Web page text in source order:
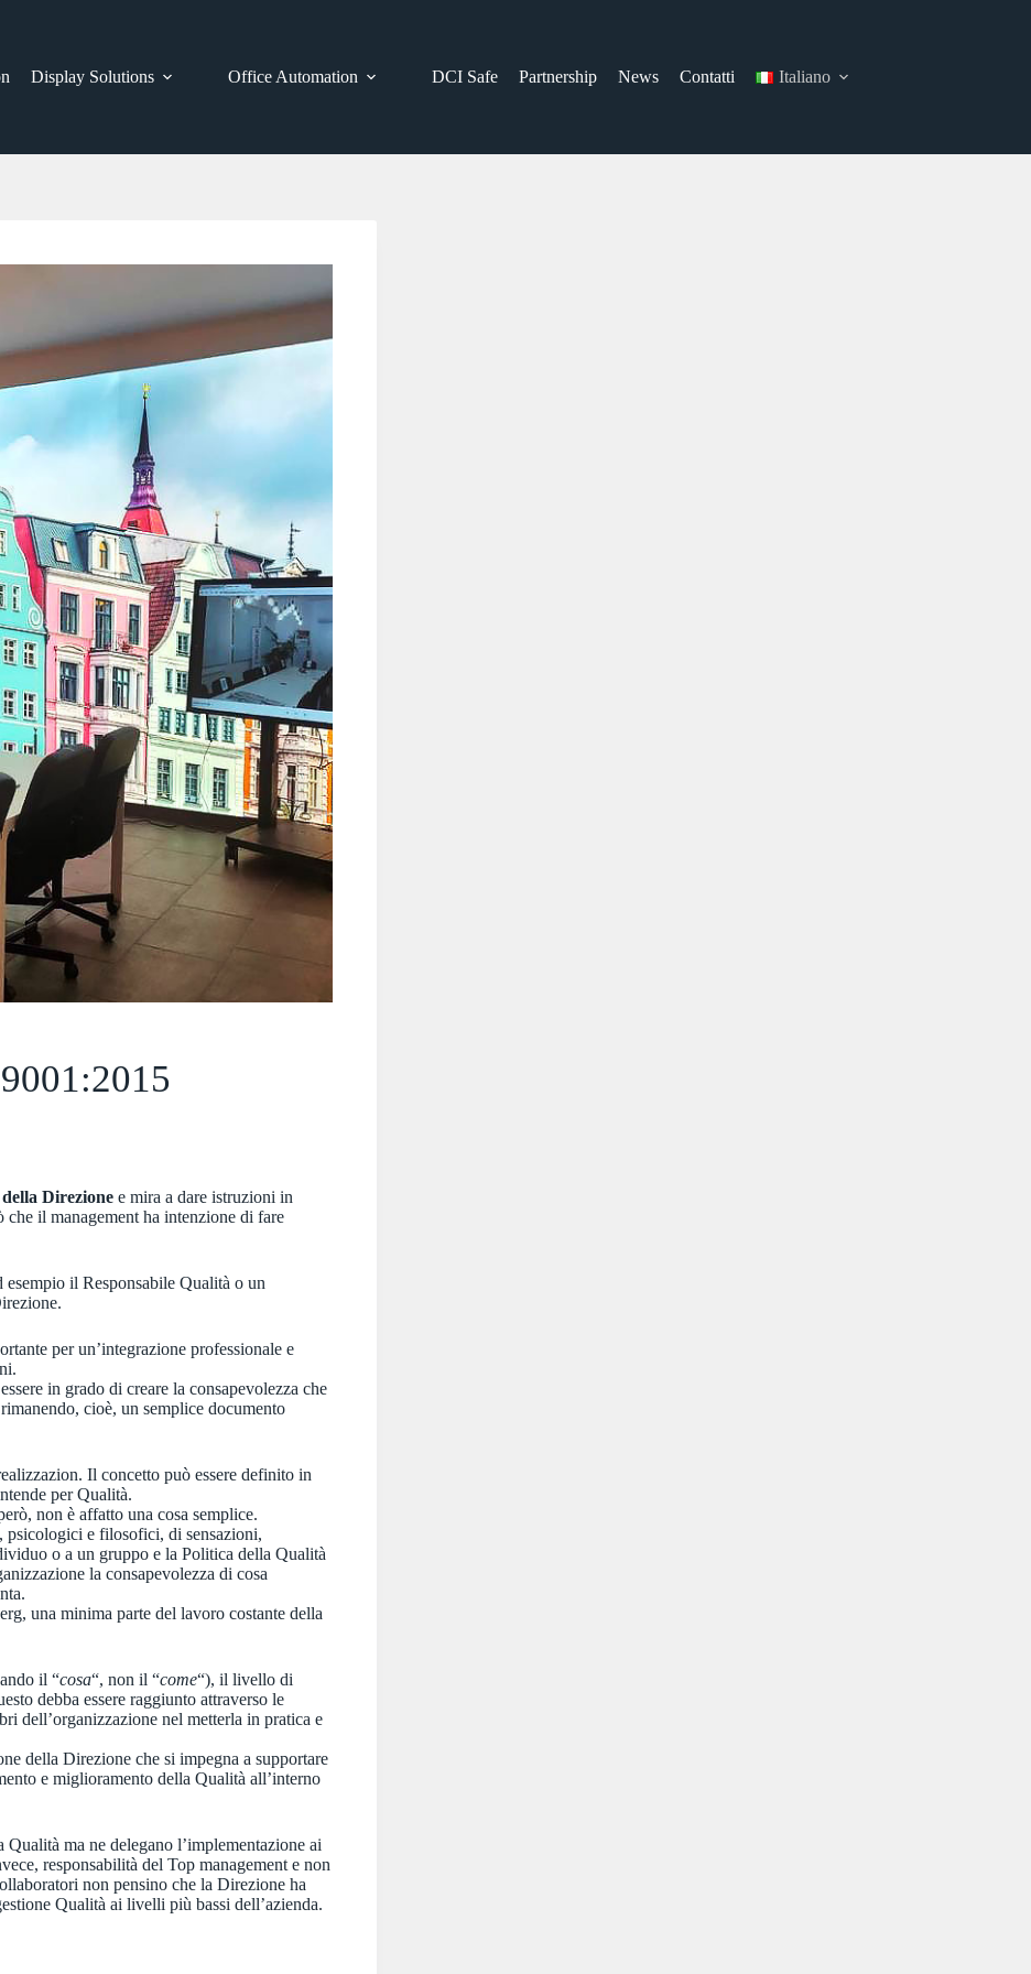
Display Solutions Office Automation DCI Safe Partnership News Contatti Italiano
Direzione e mira a dare istruzioni in
il management ha intenzione di fare
il Responsabile Qualità o un
per un’integrazione professionale e
in grado di creare la consapevolezza che
cioè, un semplice documento
Il concetto può essere definito in
per Qualità.
non è affatto una cosa semplice.
psicologici e filosofici, di sensazioni,
o a un gruppo e la Politica della Qualità
la consapevolezza di cosa
una minima parte del lavoro costante della
il “cosa“, non il “come“), il livello di
debba essere raggiunto attraverso le
dell’organizzazione nel metterla in pratica e
della Direzione che si impegna a supportare
e miglioramento della Qualità all’interno
ma ne delegano l’implementazione ai
responsabilità del Top management e non
non pensino che la Direzione ha
Qualità ai livelli più bassi dell’azienda.